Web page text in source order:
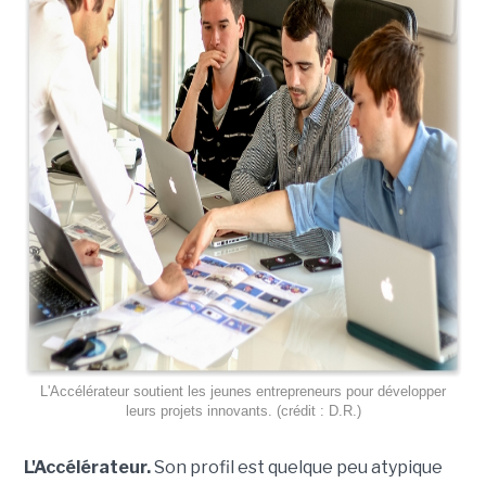
L'Accélérateur soutient les jeunes entrepreneurs pour développer
leurs projets innovants. (crédit : D.R.)
L'Accélérateur.Son profil est quelque peu atypique